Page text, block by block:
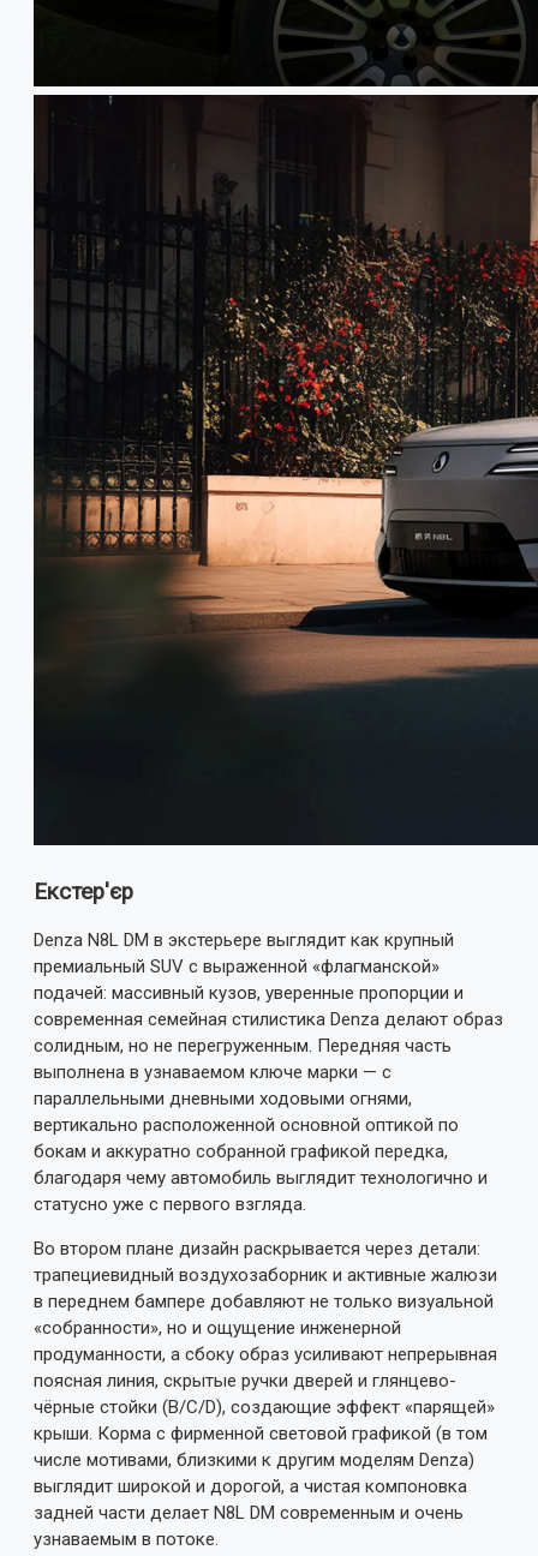
Екстер'єр
Denza N8L DM в экстерьере выглядит как крупный
премиальный SUV с выраженной «флагманской»
подачей: массивный кузов, уверенные пропорции и
современная семейная стилистика Denza делают образ
солидным, но не перегруженным. Передняя часть
выполнена в узнаваемом ключе марки — с
параллельными дневными ходовыми огнями,
вертикально расположенной основной оптикой по
бокам и аккуратно собранной графикой передка,
благодаря чему автомобиль выглядит технологично и
статусно уже с первого взгляда.
Во втором плане дизайн раскрывается через детали:
трапециевидный воздухозаборник и активные жалюзи
в переднем бампере добавляют не только визуальной
«собранности», но и ощущение инженерной
продуманности, а сбоку образ усиливают непрерывная
поясная линия, скрытые ручки дверей и глянцево-
чёрные стойки (B/C/D), создающие эффект «парящей»
крыши. Корма с фирменной световой графикой (в том
числе мотивами, близкими к другим моделям Denza)
выглядит широкой и дорогой, а чистая компоновка
задней части делает N8L DM современным и очень
узнаваемым в потоке.